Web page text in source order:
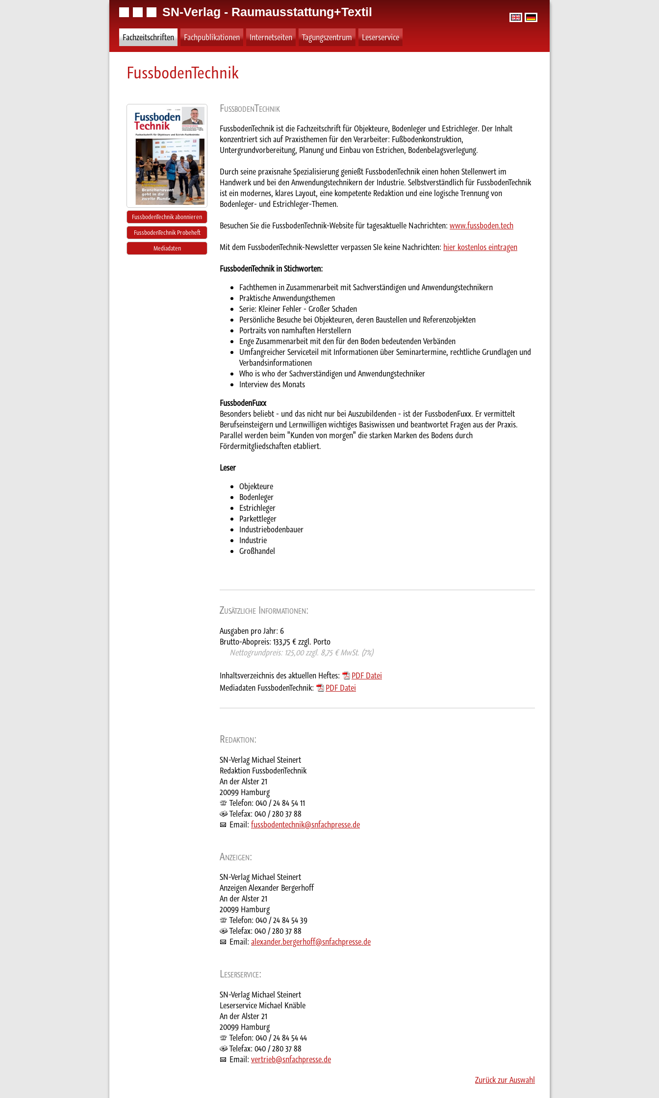
SN-Verlag - Raumausstattung+Textil
Fachzeitschriften Fachpublikationen Internetseiten Tagungszentrum Leserservice
FussbodenTechnik
FussbodenTechnik abonnieren
FussbodenTechnik Probeheft
Mediadaten
FussbodenTechnik
FussbodenTechnik ist die Fachzeitschrift für Objekteure, Bodenleger und Estrichleger. Der Inhalt
konzentriert sich auf Praxisthemen für den Verarbeiter: Fußbodenkonstruktion,
Untergrundvorbereitung, Planung und Einbau von Estrichen, Bodenbelagsverlegung.
Durch seine praxisnahe Spezialisierung genießt FussbodenTechnik einen hohen Stellenwert im
Handwerk und bei den Anwendungstechnikern der Industrie. Selbstverständlich für FussbodenTechnik
ist ein modernes, klares Layout, eine kompetente Redaktion und eine logische Trennung von
Bodenleger- und Estrichleger-Themen.
Besuchen Sie die FussbodenTechnik-Website für tagesaktuelle Nachrichten: www.fussboden.tech
Mit dem FussbodenTechnik-Newsletter verpassen SIe keine Nachrichten: hier kostenlos eintragen
FussbodenTechnik in Stichworten:
Fachthemen in Zusammenarbeit mit Sachverständigen und Anwendungstechnikern
Praktische Anwendungsthemen
Serie: Kleiner Fehler - Großer Schaden
Persönliche Besuche bei Objekteuren, deren Baustellen und Referenzobjekten
Portraits von namhaften Herstellern
Enge Zusammenarbeit mit den für den Boden bedeutenden Verbänden
Umfangreicher Serviceteil mit Informationen über Seminartermine, rechtliche Grundlagen und
Verbandsinformationen
Who is who der Sachverständigen und Anwendungstechniker
Interview des Monats
FussbodenFuxx
Besonders beliebt - und das nicht nur bei Auszubildenden - ist der FussbodenFuxx. Er vermittelt
Berufseinsteigern und Lernwilligen wichtiges Basiswissen und beantwortet Fragen aus der Praxis.
Parallel werden beim "Kunden von morgen" die starken Marken des Bodens durch
Fördermitgliedschaften etabliert.
Leser
Objekteure
Bodenleger
Estrichleger
Parkettleger
Industriebodenbauer
Industrie
Großhandel
Zusätzliche Informationen:
Ausgaben pro Jahr: 6
Brutto-Abopreis: 133,75 € zzgl. Porto
     Nettogrundpreis: 125,00 zzgl. 8,75 € MwSt. (7%)
Inhaltsverzeichnis des aktuellen Heftes:
PDF Datei
Mediadaten FussbodenTechnik:
PDF Datei
Redaktion:
SN-Verlag Michael Steinert
Redaktion FussbodenTechnik
An der Alster 21
20099 Hamburg
Telefon: 040 / 24 84 54 11
Telefax: 040 / 280 37 88
Email: fussbodentechnik@snfachpresse.de
Anzeigen:
SN-Verlag Michael Steinert
Anzeigen Alexander Bergerhoff
An der Alster 21
20099 Hamburg
Telefon: 040 / 24 84 54 39
Telefax: 040 / 280 37 88
Email: alexander.bergerhoff@snfachpresse.de
Leserservice:
SN-Verlag Michael Steinert
Leserservice Michael Knäble
An der Alster 21
20099 Hamburg
Telefon: 040 / 24 84 54 44
Telefax: 040 / 280 37 88
Email: vertrieb@snfachpresse.de
Zurück zur Auswahl